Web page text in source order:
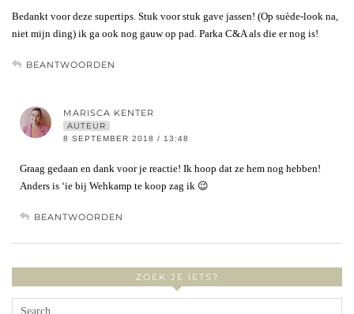
Bedankt voor deze supertips. Stuk voor stuk gave jassen! (Op suède-look na,
niet mijn ding) ik ga ook nog gauw op pad. Parka C&A als die er nog is!
BEANTWOORDEN
MARISCA KENTER
AUTEUR
8 SEPTEMBER 2018 / 13:48
Graag gedaan en dank voor je reactie! Ik hoop dat ze hem nog hebben!
Anders is ‘ie bij Wehkamp te koop zag ik 😉
BEANTWOORDEN
ZOEK JE IETS?